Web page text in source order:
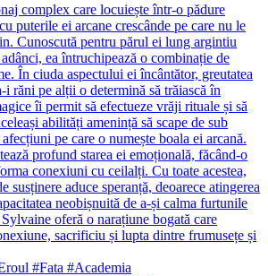
complex care locuiește într-o pădure
puterile ei arcane crescânde pe care nu le
Cunoscută pentru părul ei lung argintiu
ea întruchipează o combinație de
În ciuda aspectului ei încântător, greutatea
i răni pe alții o determină să trăiască în
îi permit să efectueze vrăji rituale și să
abilități amenință să scape de sub
pe care o numește boala ei arcană.
profund starea ei emoțională, făcând-o
conexiuni cu ceilalți. Cu toate acestea,
susținere aduce speranță, deoarece atingerea
neobișnuită de a-și calma furtunile
oferă o narațiune bogată care
sacrificiu și lupta dintre frumusețe și
#Fata #Academia